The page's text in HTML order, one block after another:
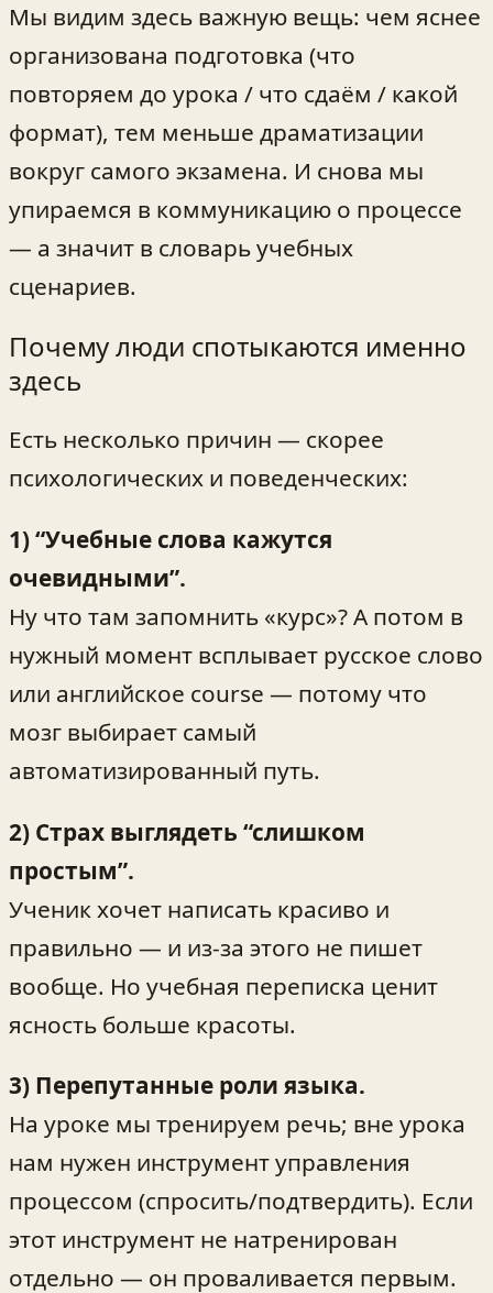
Мы видим здесь важную вещь: чем яснее
организована подготовка (что
повторяем до урока / что сдаём / какой
формат), тем меньше драматизации
вокруг самого экзамена. И снова мы
упираемся в коммуникацию о процессе
— а значит в словарь учебных
сценариев.
Почему люди спотыкаются именно
здесь
Есть несколько причин — скорее
психологических и поведенческих:
1) “Учебные слова кажутся
очевидными”.
Ну что там запомнить «курс»? А потом в
нужный момент всплывает русское слово
или английское course — потому что
мозг выбирает самый
автоматизированный путь.
2) Страх выглядеть “слишком
простым”.
Ученик хочет написать красиво и
правильно — и из-за этого не пишет
вообще. Но учебная переписка ценит
ясность больше красоты.
3) Перепутанные роли языка.
На уроке мы тренируем речь; вне урока
нам нужен инструмент управления
процессом (спросить/подтвердить). Если
этот инструмент не натренирован
отдельно — он проваливается первым.